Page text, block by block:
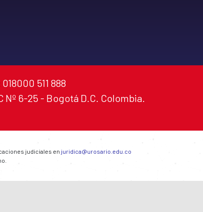
511 888
Nº 6-25 - Bogotá D.C. Colombia.
judiciales en juridica@urosario.edu.co